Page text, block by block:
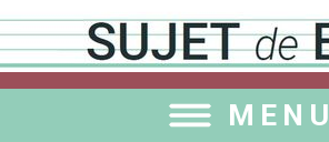
MENU